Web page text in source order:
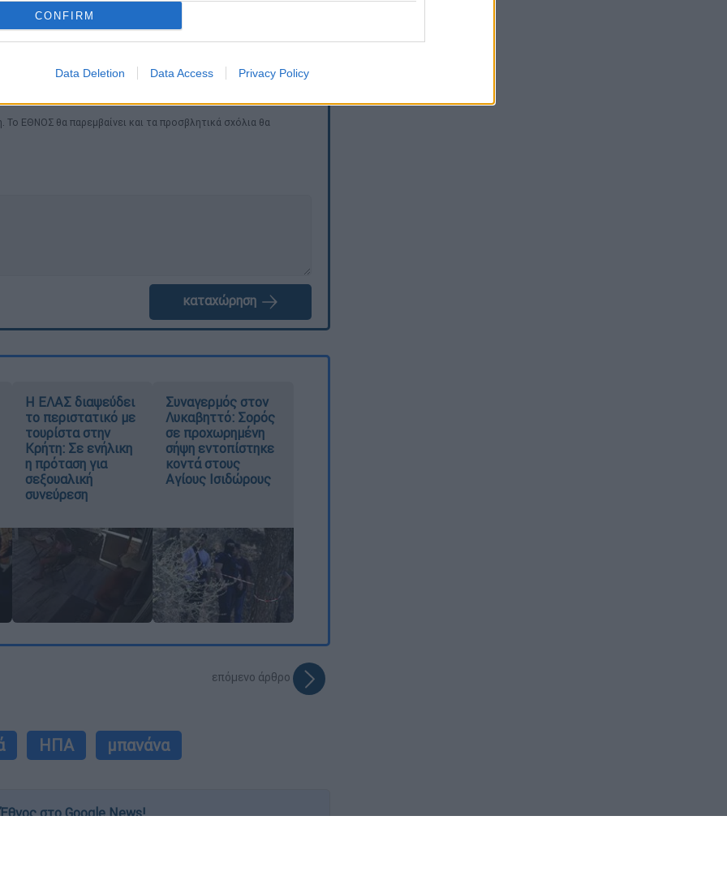
CONFIRM
Data Deletion Data Access Privacy Policy
εργαστήριο διέθετε περισσότερες από
θαλάμους συμπύκνωσης - βασικό
παρασκευή της χημικής ουσίας.
ΕΘΝΟΣ θα παρεμβαίνει και τα προσβλητικά σχόλια θα
καταχώρηση
Η ΕΛΑΣ διαψεύδει
το περιστατικό με
τουρίστα στην
Κρήτη: Σε ενήλικη
η πρόταση για
σεξουαλική
συνεύρεση
Συναγερμός στον
Λυκαβηττό: Σορός
σε προχωρημένη
σήψη εντοπίστηκε
κοντά στους
Αγίους Ισιδώρους
επόμενο άρθρο
ΗΠΑ μπανάνα
στο Google News!